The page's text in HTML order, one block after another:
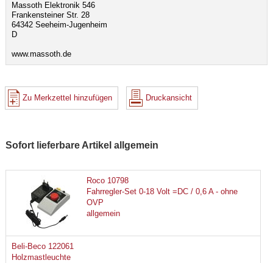
Massoth Elektronik 546
Frankensteiner Str. 28
64342 Seeheim-Jugenheim
D
www.massoth.de
Zu Merkzettel hinzufügen Druckansicht
Sofort lieferbare Artikel allgemein
Roco 10798
Fahrregler-Set 0-18 Volt =DC / 0,6 A - ohne
OVP
allgemein
Beli-Beco 122061
Holzmastleuchte